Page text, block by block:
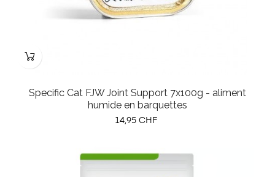
Specific Cat FJW Joint Support 7x100g - aliment
humide en barquettes
Prix
14,95 CHF